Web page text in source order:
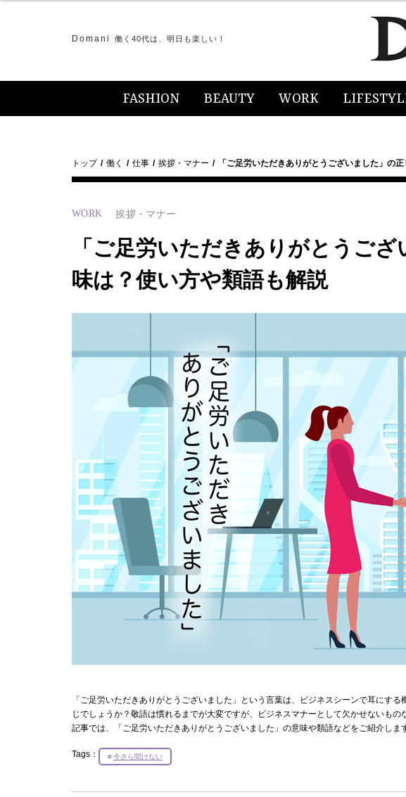
Domani 働く40代は、明日も楽しい！
FASHION BEAUTY WORK
トップ 働く 仕事 挨拶・マナー 「ご足労いただきありがとうございました」の
WORK 挨拶・マナー
「ご足労いただきありがとうご
味は？使い方や類語も解説
「ご足労いただきありがとうございました」という言葉は、ビジネスシーンで耳にす
じでしょうか？敬語は慣れるまでが大変ですが、ビジネスマナーとして欠かせないも
記事では、「ご足労いただきありがとうございました」の意味や類語などをご紹介しま
Tags： 今さら聞けない